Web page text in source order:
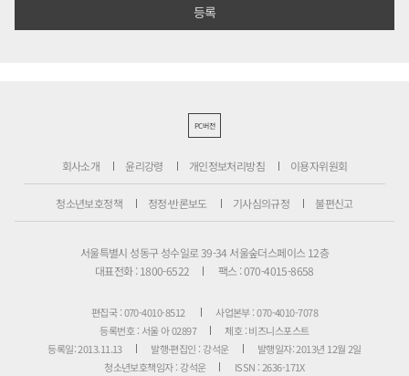
PC버전
회사소개 윤리강령 개인정보처리방침 이용자위원회
청소년보호정책 정정·반론보도 기사심의규정 불편신고
서울특별시 성동구 성수일로 39-34 서울숲더스페이스 12층
대표전화 : 1800-6522
팩스 : 070-4015-8658
편집국 : 070-4010-8512
사업본부 : 070-4010-7078
등록번호 : 서울 아 02897
제호 : 비즈니스포스트
등록일: 2013.11.13
발행·편집인 : 강석운
발행일자: 2013년 12월 2일
청소년보호책임자 : 강석운
ISSN : 2636-171X